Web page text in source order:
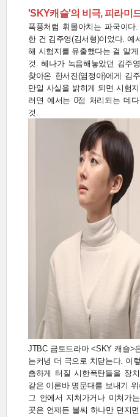
'SKY캐슬'의 비극, 피라미
폭풍처럼 휘몰아치는 파국이
한 건 김주영(김서형)이었다. 예
해 시험지를 유출했다는 걸 알
것. 혜나가 녹음해놓았던 김주
찾아온 한서진(염정아)에게 김
만일 사실을 밝히게 되면 시험
러면 예서는 0점 처리되는 데
것.
JTBC 금토드라마 <SKY 캐슬>
는커녕 더 극으로 치닫는다. 이
촘하게 터질 시한폭탄들을 장
같은 이른바 명문대를 보내기
그 안에서 지쳐가거나 미쳐가
곳은 언제든 불씨 하나만 던지